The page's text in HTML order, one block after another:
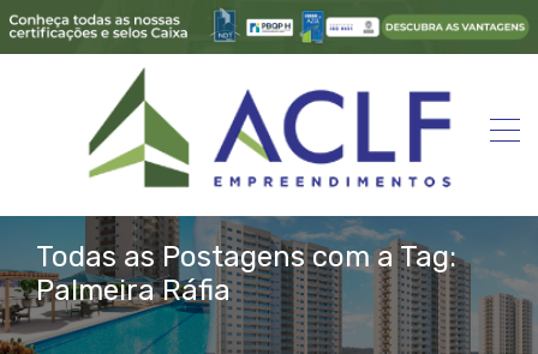
Todas as Postagens com a Tag:
Palmeira Ráfia